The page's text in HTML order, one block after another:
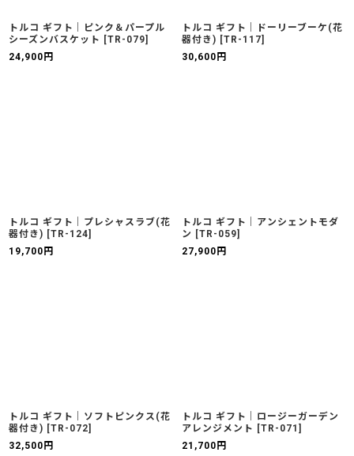
トルコ ギフト｜ピンク＆パープル
シーズンバスケット
[TR-079]
24,900 円
トルコ ギフト｜ドーリーブーケ(花
器付き) [TR-117]
30,600 円
トルコ ギフト｜プレシャスラブ(花
器付き) [TR-124]
19,700 円
トルコ ギフト｜アンシェントモダ
ン
[TR-059]
27,900 円
トルコ ギフト｜ソフトピンクス(花
器付き) [TR-072]
32,500 円
トルコ ギフト｜ロージーガーデン
アレンジメント
[TR-071 ]
21,700 円